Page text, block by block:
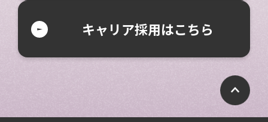
キャリア採用はこちら